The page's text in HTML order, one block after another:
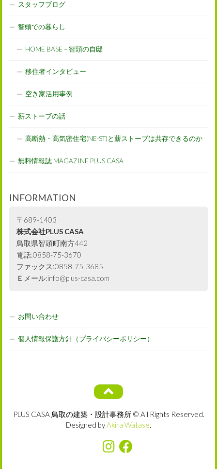
スタッフブログ
智頭での暮らし
HOME BASE – 智頭の自邸
移住者インタビュー
空き家活用事例
薪ストーブの話
高断熱・高気密住宅(NE-ST)と薪ストーブは共存できるのか
無料情報誌 MAGAZINE PLUS CASA
INFORMATION
〒689-1403
株式会社PLUS CASA
鳥取県智頭町南方442
電話:0858-75-3670
ファックス:0858-75-3685
Ｅメール:info@plus-casa.com
お問い合わせ
個人情報保護方針（プライバシーポリシー）
PLUS CASA 鳥取の建築・設計事務所 © All Rights Reserved.
Designed byAkira Watase.